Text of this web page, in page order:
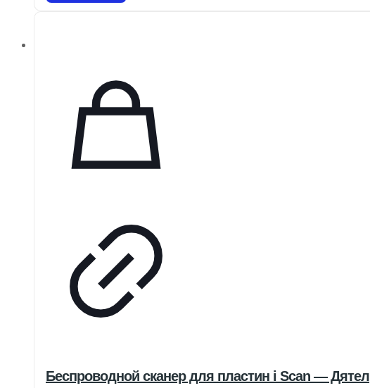
Беспроводной сканер для пластин i Scan — Дятел